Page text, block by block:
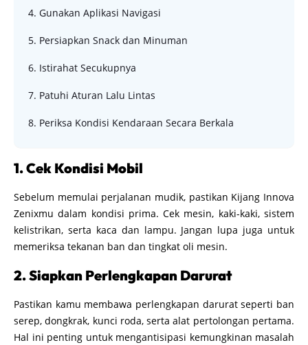
4. Gunakan Aplikasi Navigasi
5. Persiapkan Snack dan Minuman
6. Istirahat Secukupnya
7. Patuhi Aturan Lalu Lintas
8. Periksa Kondisi Kendaraan Secara Berkala
1. Cek Kondisi Mobil
Sebelum memulai perjalanan mudik, pastikan Kijang Innova
Zenixmu dalam kondisi prima. Cek mesin, kaki-kaki, sistem
kelistrikan, serta kaca dan lampu. Jangan lupa juga untuk
memeriksa tekanan ban dan tingkat oli mesin.
2. Siapkan Perlengkapan Darurat
Pastikan kamu membawa perlengkapan darurat seperti ban
serep, dongkrak, kunci roda, serta alat pertolongan pertama.
Hal ini penting untuk mengantisipasi kemungkinan masalah